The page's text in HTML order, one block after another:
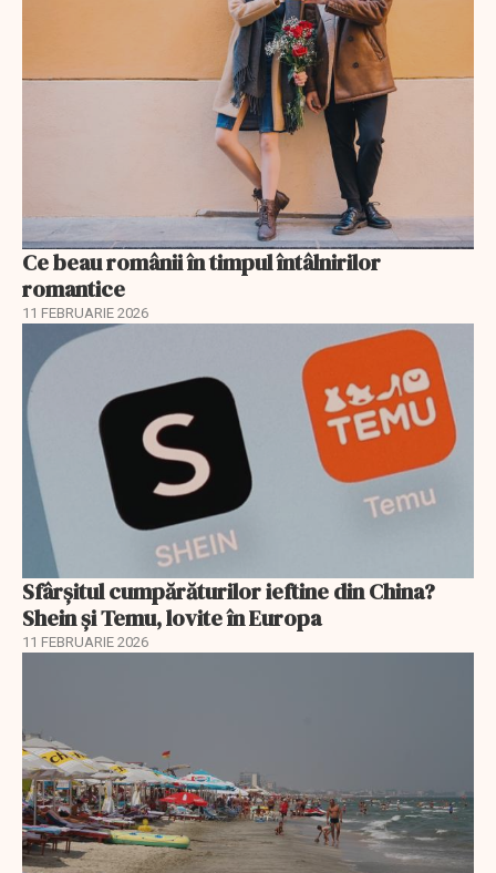
Ce beau românii în timpul întâlnirilor
romantice
11 FEBRUARIE 2026
Sfârșitul cumpărăturilor ieftine din China?
Shein și Temu, lovite în Europa
11 FEBRUARIE 2026